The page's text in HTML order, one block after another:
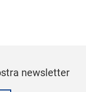
newsletter